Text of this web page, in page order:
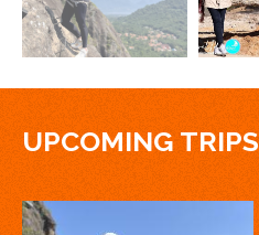
UPCOMING TRIPS